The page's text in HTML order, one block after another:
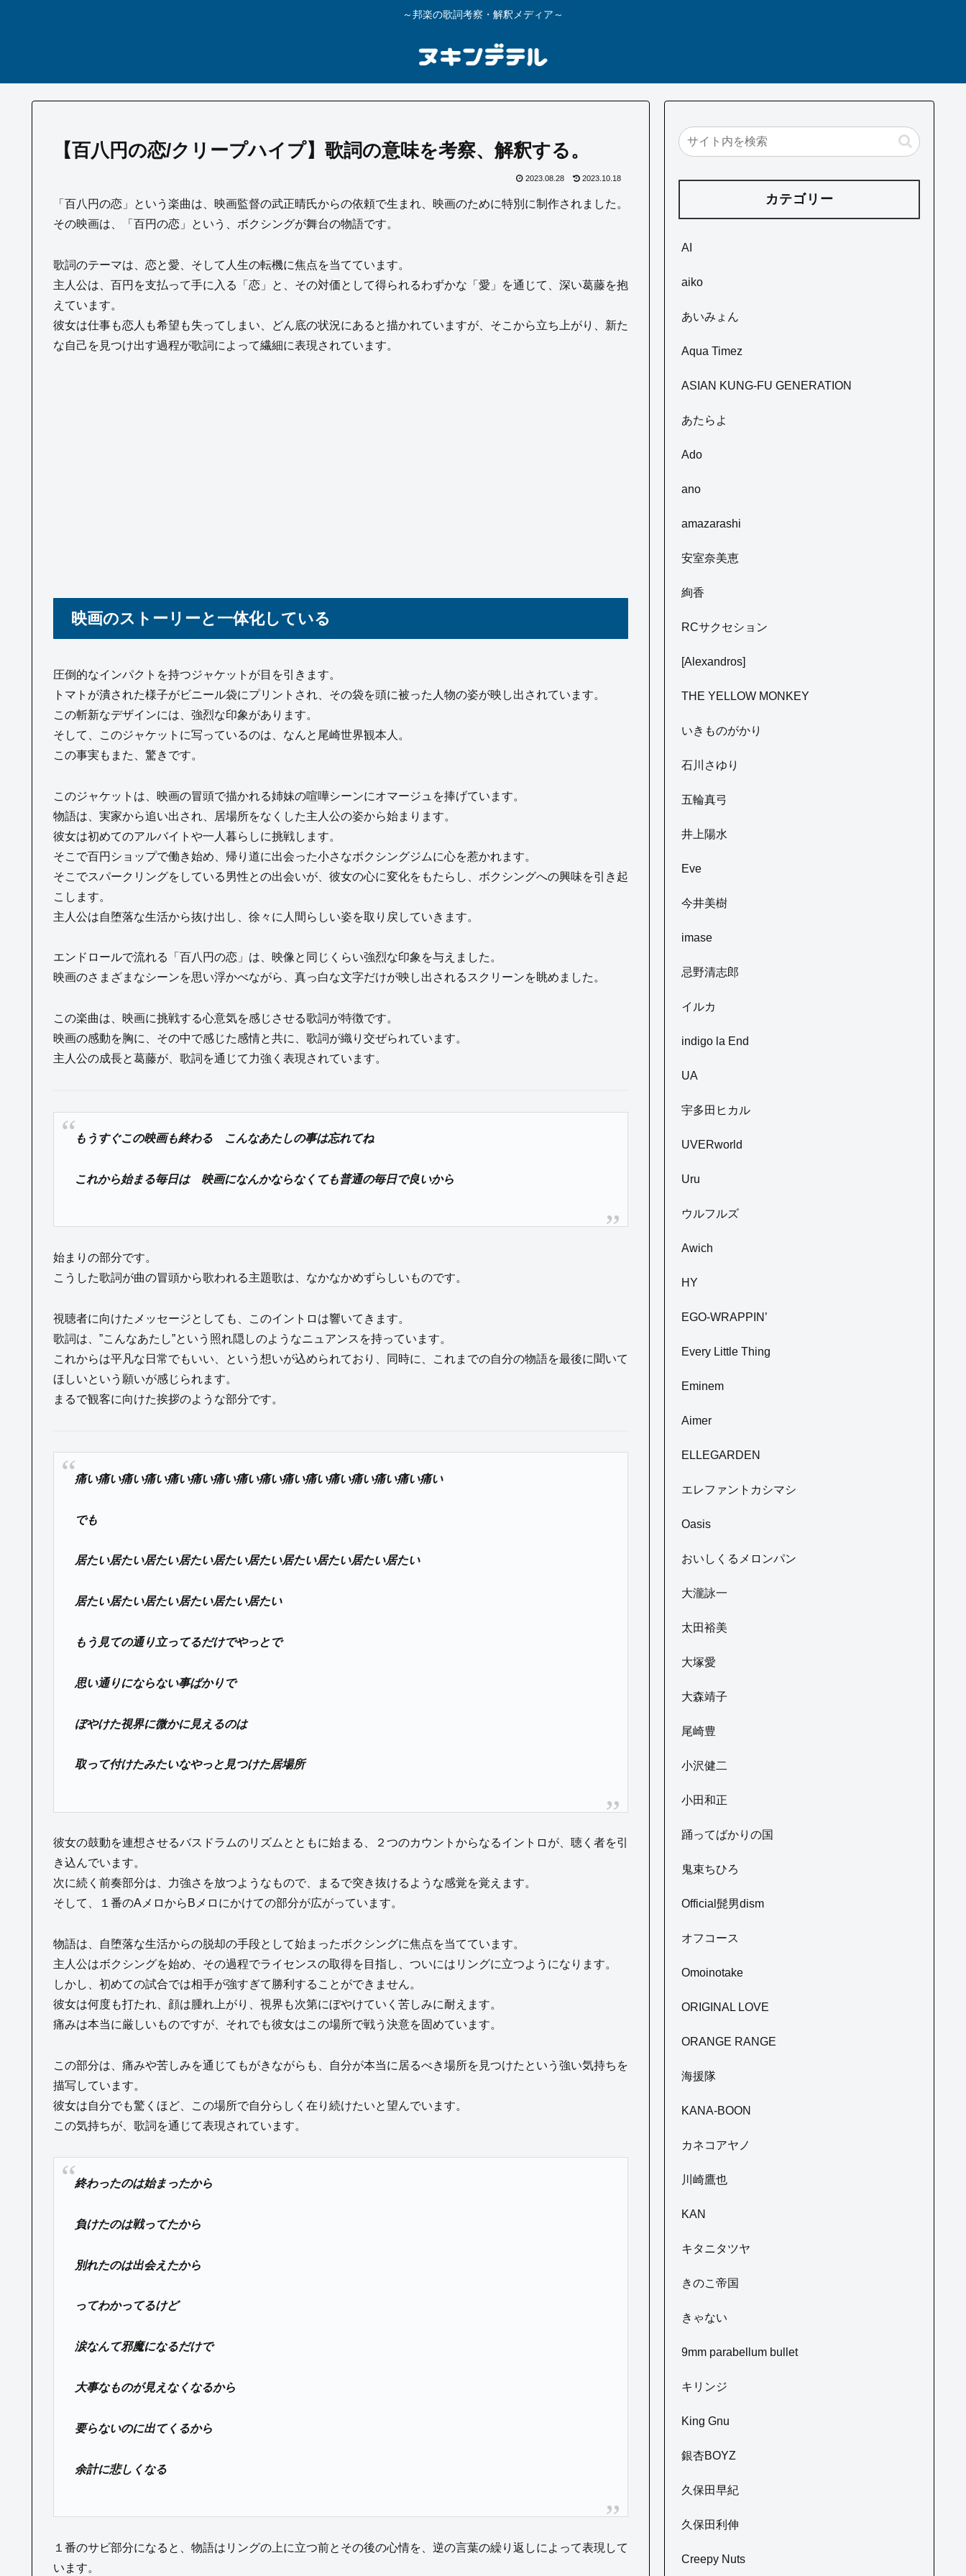
～邦楽の歌詞考察・解釈メディア～
【百八円の恋/クリープハイプ】歌詞の意味を考察、解釈する。
2023.08.28 2023.10.18
「百八円の恋」という楽曲は、映画監督の武正晴氏からの依頼で生まれ、映画のために特別に制作されました。
その映画は、「百円の恋」という、ボクシングが舞台の物語です。
歌詞のテーマは、恋と愛、そして人生の転機に焦点を当てています。
主人公は、百円を支払って手に入る「恋」と、その対価として得られるわずかな「愛」を通じて、深い葛藤を抱
えています。
彼女は仕事も恋人も希望も失ってしまい、どん底の状況にあると描かれていますが、そこから立ち上がり、新た
な自己を見つけ出す過程が歌詞によって繊細に表現されています。
映画のストーリーと一体化している
圧倒的なインパクトを持つジャケットが目を引きます。
トマトが潰された様子がビニール袋にプリントされ、その袋を頭に被った人物の姿が映し出されています。
この斬新なデザインには、強烈な印象があります。
そして、このジャケットに写っているのは、なんと尾崎世界観本人。
この事実もまた、驚きです。
このジャケットは、映画の冒頭で描かれる姉妹の喧嘩シーンにオマージュを捧げています。
物語は、実家から追い出され、居場所をなくした主人公の姿から始まります。
彼女は初めてのアルバイトや一人暮らしに挑戦します。
そこで百円ショップで働き始め、帰り道に出会った小さなボクシングジムに心を惹かれます。
そこでスパークリングをしている男性との出会いが、彼女の心に変化をもたらし、ボクシングへの興味を引き起
こします。
主人公は自堕落な生活から抜け出し、徐々に人間らしい姿を取り戻していきます。
エンドロールで流れる「百八円の恋」は、映像と同じくらい強烈な印象を与えました。
映画のさまざまなシーンを思い浮かべながら、真っ白な文字だけが映し出されるスクリーンを眺めました。
この楽曲は、映画に挑戦する心意気を感じさせる歌詞が特徴です。
映画の感動を胸に、その中で感じた感情と共に、歌詞が織り交ぜられています。
主人公の成長と葛藤が、歌詞を通じて力強く表現されています。
もうすぐこの映画も終わる こんなあたしの事は忘れてね
これから始まる毎日は 映画になんかならなくても普通の毎日で良いから
始まりの部分です。
こうした歌詞が曲の冒頭から歌われる主題歌は、なかなかめずらしいものです。
視聴者に向けたメッセージとしても、このイントロは響いてきます。
歌詞は、”こんなあたし”という照れ隠しのようなニュアンスを持っています。
これからは平凡な日常でもいい、という想いが込められており、同時に、これまでの自分の物語を最後に聞いて
ほしいという願いが感じられます。
まるで観客に向けた挨拶のような部分です。
痛い痛い痛い痛い痛い痛い痛い痛い痛い痛い痛い痛い痛い痛い痛い痛い
でも
居たい居たい居たい居たい居たい居たい居たい居たい居たい居たい
居たい居たい居たい居たい居たい居たい
もう見ての通り立ってるだけでやっとで
思い通りにならない事ばかりで
ぼやけた視界に微かに見えるのは
取って付けたみたいなやっと見つけた居場所
彼女の鼓動を連想させるバスドラムのリズムとともに始まる、２つのカウントからなるイントロが、聴く者を引
き込んでいます。
次に続く前奏部分は、力強さを放つようなもので、まるで突き抜けるような感覚を覚えます。
そして、１番のAメロからBメロにかけての部分が広がっています。
物語は、自堕落な生活からの脱却の手段として始まったボクシングに焦点を当てています。
主人公はボクシングを始め、その過程でライセンスの取得を目指し、ついにはリングに立つようになります。
しかし、初めての試合では相手が強すぎて勝利することができません。
彼女は何度も打たれ、顔は腫れ上がり、視界も次第にぼやけていく苦しみに耐えます。
痛みは本当に厳しいものですが、それでも彼女はこの場所で戦う決意を固めています。
この部分は、痛みや苦しみを通じてもがきながらも、自分が本当に居るべき場所を見つけたという強い気持ちを
描写しています。
彼女は自分でも驚くほど、この場所で自分らしく在り続けたいと望んでいます。
この気持ちが、歌詞を通じて表現されています。
終わったのは始まったから
負けたのは戦ってたから
別れたのは出会えたから
ってわかってるけど
涙なんて邪魔になるだけで
大事なものが見えなくなるから
要らないのに出てくるから
余計に悲しくなる
１番のサビ部分になると、物語はリングの上に立つ前とその後の心情を、逆の言葉の繰り返しによって表現して
います。
カテゴリー
AI
aiko
あいみょん
Aqua Timez
ASIAN KUNG-FU GENERATION
あたらよ
Ado
ano
amazarashi
安室奈美恵
絢香
RCサクセション
[Alexandros]
THE YELLOW MONKEY
いきものがかり
石川さゆり
五輪真弓
井上陽水
Eve
今井美樹
imase
忌野清志郎
イルカ
indigo la End
UA
宇多田ヒカル
UVERworld
Uru
ウルフルズ
Awich
HY
EGO-WRAPPIN’
Every Little Thing
Eminem
Aimer
ELLEGARDEN
エレファントカシマシ
Oasis
おいしくるメロンパン
大瀧詠一
太田裕美
大塚愛
大森靖子
尾崎豊
小沢健二
小田和正
踊ってばかりの国
鬼束ちひろ
Official髭男dism
オフコース
Omoinotake
ORIGINAL LOVE
ORANGE RANGE
海援隊
KANA-BOON
カネコアヤノ
川崎鷹也
KAN
キタニタツヤ
きのこ帝国
きゃない
9mm parabellum bullet
キリンジ
King Gnu
銀杏BOYZ
久保田早紀
久保田利伸
Creepy Nuts